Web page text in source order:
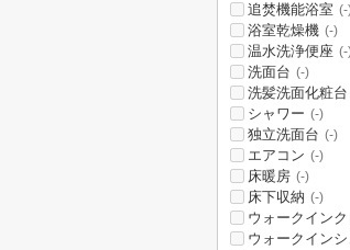
追焚機能浴室 (-
浴室乾燥機 (-)
温水洗浄便座 (-
洗面台 (-)
洗髪洗面化粧台
シャワー (-)
独立洗面台 (-)
エアコン (-)
床暖房 (-)
床下収納 (-)
ウォークインク
ウォークイン